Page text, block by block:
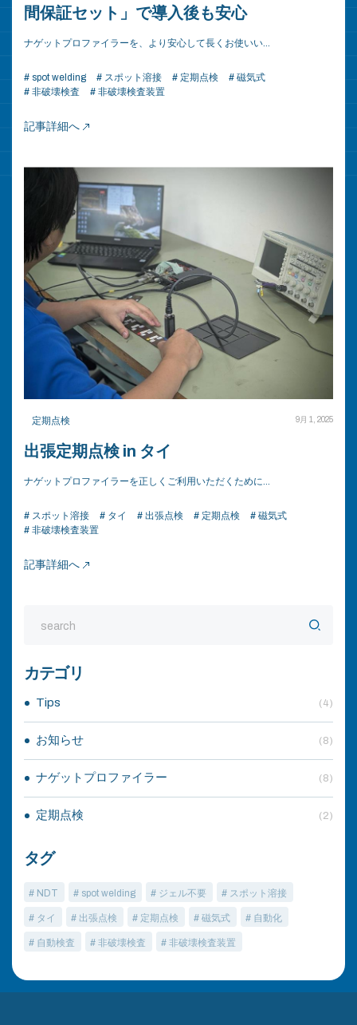
間保証セット」で導入後も安心
ナゲットプロファイラーを、より安心して長くお使いい…
# spot welding # スポット溶接 # 定期点検
# 磁気式
# 非破壊検査
# 非破壊検査装置
記事詳細へ
定期点検 9月 1, 2025
出張定期点検 in タイ
ナゲットプロファイラーを正しくご利用いただくために…
# スポット溶接 # タイ # 出張点検 # 定期点検
# 磁気式
# 非破壊検査装置
記事詳細へ
カテゴリ
Tips (4)
お知らせ (8)
ナゲットプロファイラー (8)
定期点検 (2)
タグ
# NDT # spot welding # ジェル不要 # スポット溶接
# タイ # 出張点検 # 定期点検 # 磁気式 # 自動化
# 自動検査 # 非破壊検査 # 非破壊検査装置